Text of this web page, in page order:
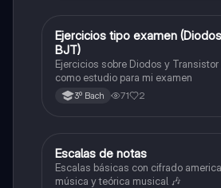
Otros
Ejercicios tipo examen
BJT)
Ejercicios sobre Diodos y
como estudio para mi examen
3º Bach 71 2
Otros
Escalas de notas
Escalas básicas con cifrado
música y teórica musical 🎶